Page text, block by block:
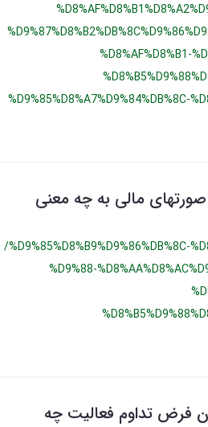
%D8%AF%D8%B1-
%D9%85%D8%A7%D9%84%DB%8C-
مالی به چه معنی
/%D9%85%D8%B9%D9%86%DB%8C-
%D9%88-
فرض تداوم فعاليت چه